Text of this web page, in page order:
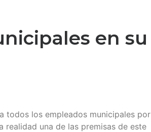
en su
todos los empleados municipales por
realidad una de las premisas de este